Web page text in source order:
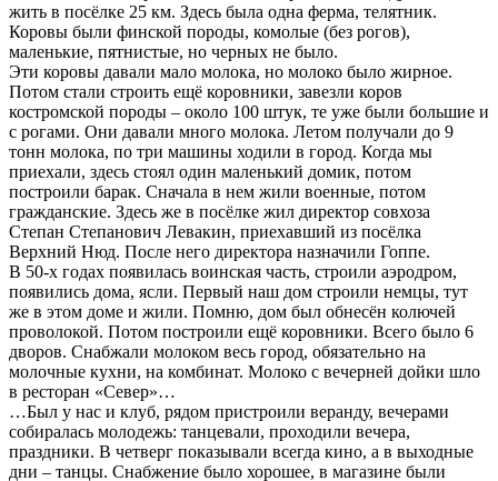
жить в посёлке 25 км. Здесь была одна ферма, телятник.
Коровы были финской породы, комолые (без рогов),
маленькие, пятнистые, но черных не было.
Эти коровы давали мало молока, но молоко было жирное.
Потом стали строить ещё коровники, завезли коров
костромской породы – около 100 штук, те уже были большие и
с рогами. Они давали много молока. Летом получали до 9
тонн молока, по три машины ходили в город. Когда мы
приехали, здесь стоял один маленький домик, потом
построили барак. Сначала в нем жили военные, потом
гражданские. Здесь же в посёлке жил директор совхоза
Степан Степанович Левакин, приехавший из посёлка
Верхний Нюд. После него директора назначили Гоппе.
В 50-х годах появилась воинская часть, строили аэродром,
появились дома, ясли. Первый наш дом строили немцы, тут
же в этом доме и жили. Помню, дом был обнесён колючей
проволокой. Потом построили ещё коровники. Всего было 6
дворов. Снабжали молоком весь город, обязательно на
молочные кухни, на комбинат. Молоко с вечерней дойки шло
в ресторан «Север»…
…Был у нас и клуб, рядом пристроили веранду, вечерами
собиралась молодежь: танцевали, проходили вечера,
праздники. В четверг показывали всегда кино, а в выходные
дни – танцы. Снабжение было хорошее, в магазине были